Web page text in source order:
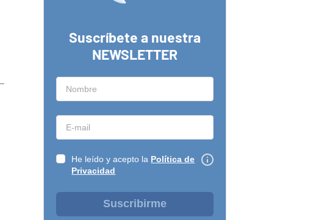
Suscríbete a nuestra
NEWSLETTER
He leído y acepto la Política de
Privacidad
Suscribirme